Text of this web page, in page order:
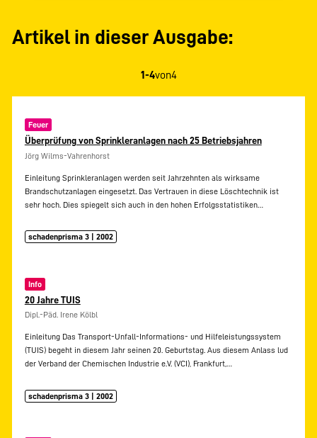
Artikel in dieser Ausgabe:
1-4von4
Feuer
Überprüfung von Sprinkleranlagen nach 25 Betriebsjahren
Jörg Wilms-Vahrenhorst
Einleitung Sprinkleranlagen werden seit Jahrzehnten als wirksame
Brandschutzanlagen eingesetzt. Das Vertrauen in diese Löschtechnik ist
sehr hoch. Dies spiegelt sich auch in den hohen Erfolgsstatistiken…
schadenprisma 3 | 2002
Info
20 Jahre TUIS
Dipl.-Päd. Irene Kölbl
Einleitung Das Transport-Unfall-Informations- und Hilfeleistungssystem
(TUIS) begeht in diesem Jahr seinen 20. Geburtstag. Aus diesem Anlass lud
der Verband der Chemischen Industrie e.V. (VCI), Frankfurt,…
schadenprisma 3 | 2002